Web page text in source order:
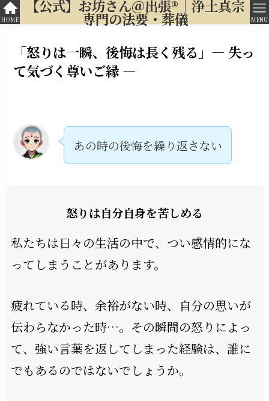
【公式】お坊さん＠出張®︎｜浄土真宗
専門の法要・葬儀
HOME MENU
「怒りは一瞬、後悔は長く残る」― 失っ
て気づく尊いご縁 ―
あの時の後悔を繰り返さない
怒りは自分自身を苦しめる
私たちは日々の生活の中で、つい感情的にな
ってしまうことがあります。
疲れている時、余裕がない時、自分の思いが
伝わらなかった時…。その瞬間の怒りによっ
て、強い言葉を返してしまった経験は、誰に
でもあるのではないでしょうか。